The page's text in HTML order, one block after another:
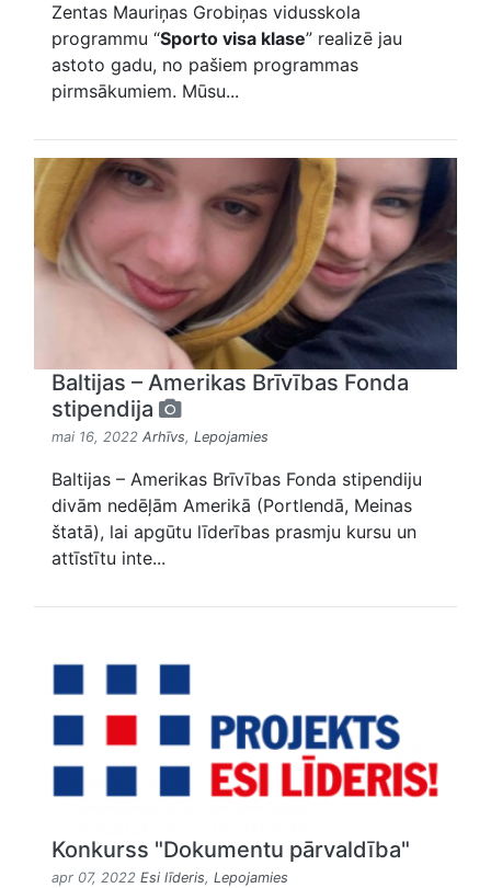
Zentas Mauriņas Grobiņas vidusskola
programmu “Sporto visa klase” realizē jau
astoto gadu, no pašiem programmas
pirmsākumiem. Mūsu...
Baltijas – Amerikas Brīvības Fonda
stipendija
mai 16, 2022 Arhīvs, Lepojamies
Baltijas – Amerikas Brīvības Fonda stipendiju
divām nedēļām Amerikā (Portlendā, Meinas
štatā), lai apgūtu līderības prasmju kursu un
attīstītu inte...
Konkurss "Dokumentu pārvaldība"
apr 07, 2022 Esi līderis, Lepojamies